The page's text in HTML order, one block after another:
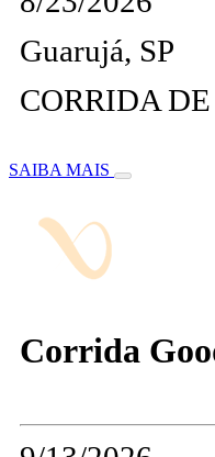
Guarujá, SP
CORRIDA
SAIBA MAIS
Corrida